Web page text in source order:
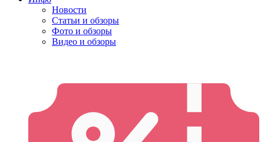
Новости
Статьи и обзоры
Фото и обзоры
Видео и обзоры